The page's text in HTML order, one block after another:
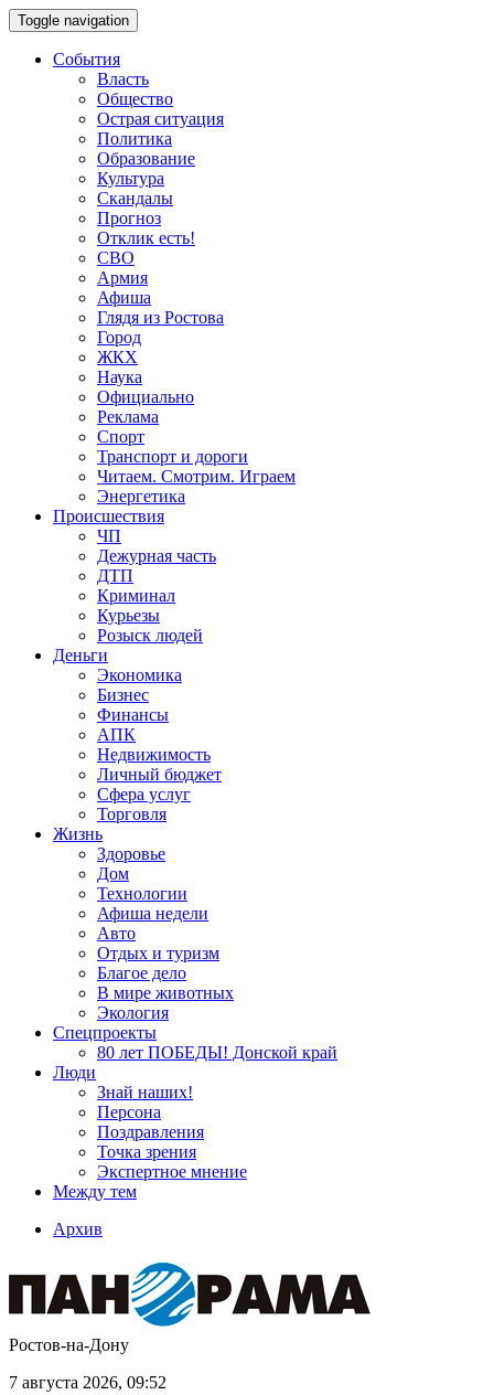
Toggle navigation
События
Власть
Общество
Острая ситуация
Политика
Образование
Культура
Скандалы
Прогноз
Отклик есть!
СВО
Армия
Афиша
Глядя из Ростова
Город
ЖКХ
Наука
Официально
Реклама
Спорт
Транспорт и дороги
Читаем. Смотрим. Играем
Энергетика
Происшествия
ЧП
Дежурная часть
ДТП
Криминал
Курьезы
Розыск людей
Деньги
Экономика
Бизнес
Финансы
АПК
Недвижимость
Личный бюджет
Сфера услуг
Торговля
Жизнь
Здоровье
Дом
Технологии
Афиша недели
Авто
Отдых и туризм
Благое дело
В мире животных
Экология
Спецпроекты
80 лет ПОБЕДЫ! Донской край
Люди
Знай наших!
Персона
Поздравления
Точка зрения
Экспертное мнение
Между тем
Архив
Ростов-на-Дону
7 августа 2026, 09:52